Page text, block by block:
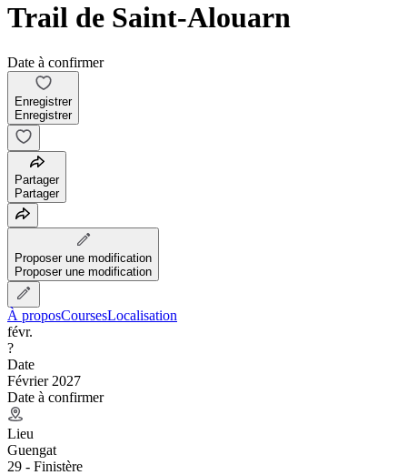
Trail de Saint-Alouarn
Date à confirmer
Enregistrer
Enregistrer
Partager
Partager
Proposer une modification
Proposer une modification
À proposCoursesLocalisation
févr.
?
Date
Février 2027
Date à confirmer
Lieu
Guengat
29 - Finistère